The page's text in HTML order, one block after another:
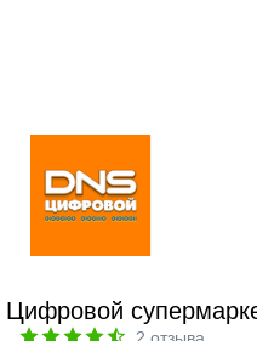
Цифровой